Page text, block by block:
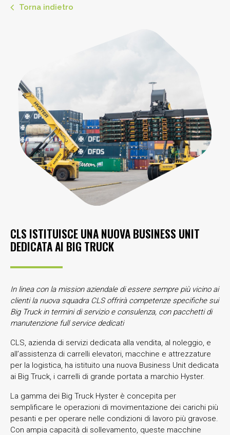
Torna indietro
CLS ISTITUISCE UNA NUOVA BUSINESS UNIT
DEDICATA AI BIG TRUCK
In linea con la mission aziendale di essere sempre più vicino ai
clienti la nuova squadra CLS offrirà competenze specifiche sui
Big Truck in termini di servizio e consulenza, con pacchetti di
manutenzione full service dedicati
CLS, azienda di servizi dedicata alla vendita, al noleggio, e
all’assistenza di carrelli elevatori, macchine e attrezzature
per la logistica, ha istituito una nuova Business Unit dedicata
ai Big Truck, i carrelli di grande portata a marchio Hyster.
La gamma dei Big Truck Hyster è concepita per
semplificare le operazioni di movimentazione dei carichi più
pesanti e per operare nelle condizioni di lavoro più gravose.
Con ampia capacità di sollevamento, queste macchine